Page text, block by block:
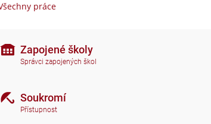
práce
Zapojené školy
Správci zapojených škol
Soukromí
Přístupnost